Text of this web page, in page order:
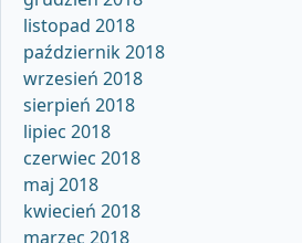
listopad 2018
październik 2018
wrzesień 2018
sierpień 2018
lipiec 2018
czerwiec 2018
maj 2018
kwiecień 2018
marzec 2018